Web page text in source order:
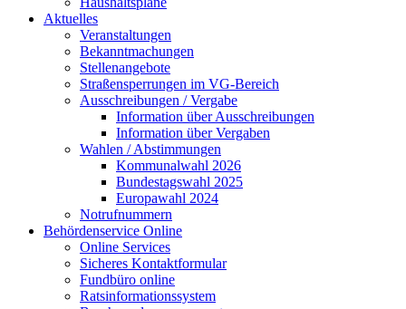
Aktuelles
Veranstaltungen
Bekanntmachungen
Stellenangebote
Straßensperrungen im VG-Bereich
Ausschreibungen / Vergabe
Information über Ausschreibungen
Information über Vergaben
Wahlen / Abstimmungen
Kommunalwahl 2026
Bundestagswahl 2025
Europawahl 2024
Notrufnummern
Behördenservice Online
Online Services
Sicheres Kontaktformular
Fundbüro online
Ratsinformationssystem